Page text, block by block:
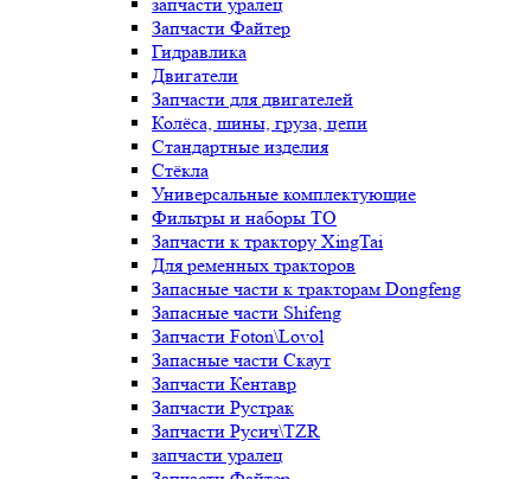
Запчасти Файтер
Гидравлика
Двигатели
Запчасти для двигателей
Колёса, шины, груза, цепи
Стандартные изделия
Стёкла
Универсальные комплектующие
Фильтры и наборы ТО
Запчасти к трактору XingTai
Для ременных тракторов
Запасные части к тракторам Dongfeng
Запасные части Shifeng
Запчасти Foton\Lovol
Запасные части Скаут
Запчасти Кентавр
Запчасти Рустрак
Запчасти Русич\TZR
запчасти уралец